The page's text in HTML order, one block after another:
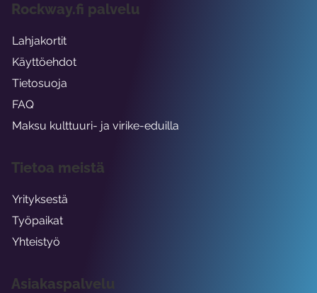
Asiakaspalvelu
Rockway.fi palvelu
Lahjakortit
Käyttöehdot
Tietosuoja
FAQ
Maksu kulttuuri- ja virike-eduilla
Tietoa meistä
Yrityksestä
Työpaikat
Yhteistyö